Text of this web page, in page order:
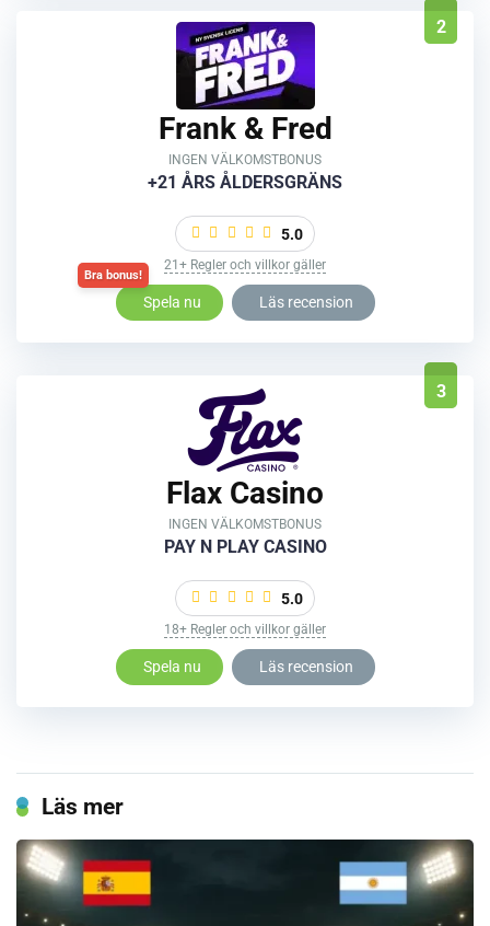
2
Frank & Fred
INGEN VÄLKOMSTBONUS
+21 ÅRS ÅLDERSGRÄNS
5.0
21+ Regler och villkor gäller
Spela nu Läs recension
3
Flax Casino
INGEN VÄLKOMSTBONUS
PAY N PLAY CASINO
5.0
18+ Regler och villkor gäller
Spela nu Läs recension
Läs mer